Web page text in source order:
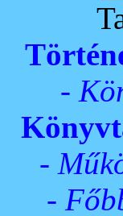
-
-
-